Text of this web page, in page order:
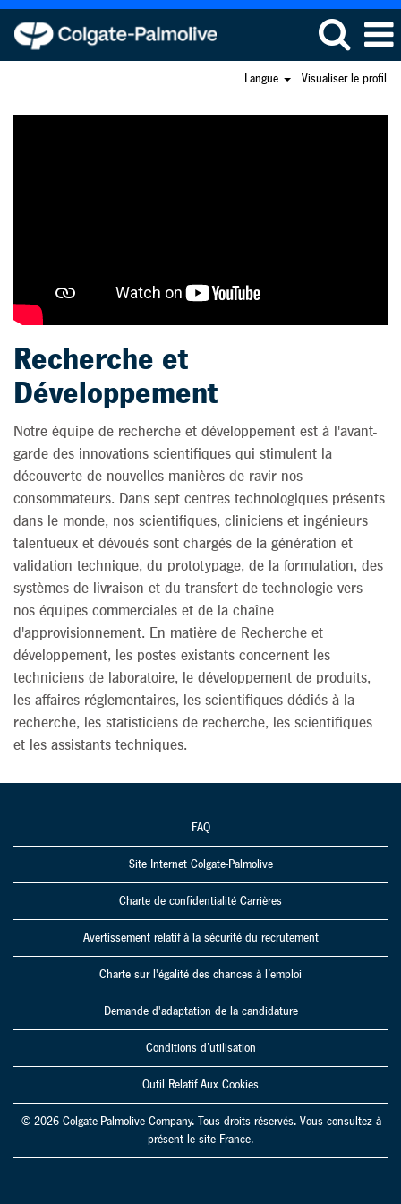
Langue Visualiser le profil
Recherche et
Développement
Notre équipe de recherche et développement est à l'avant-
garde des innovations scientifiques qui stimulent la
découverte de nouvelles manières de ravir nos
consommateurs. Dans sept centres technologiques présents
dans le monde, nos scientifiques, cliniciens et ingénieurs
talentueux et dévoués sont chargés de la génération et
validation technique, du prototypage, de la formulation, des
systèmes de livraison et du transfert de technologie vers
nos équipes commerciales et de la chaîne
d'approvisionnement. En matière de Recherche et
développement, les postes existants concernent les
techniciens de laboratoire, le développement de produits,
les affaires réglementaires, les scientifiques dédiés à la
recherche, les statisticiens de recherche, les scientifiques
et les assistants techniques.
FAQ
Site Internet Colgate-Palmolive
Charte de confidentialité Carrières
Avertissement relatif à la sécurité du recrutement
Charte sur l'égalité des chances à l’emploi
Demande d'adaptation de la candidature
Conditions d’utilisation
Outil Relatif Aux Cookies
© 2026 Colgate-Palmolive Company. Tous droits réservés. Vous consultez à
présent le site France.